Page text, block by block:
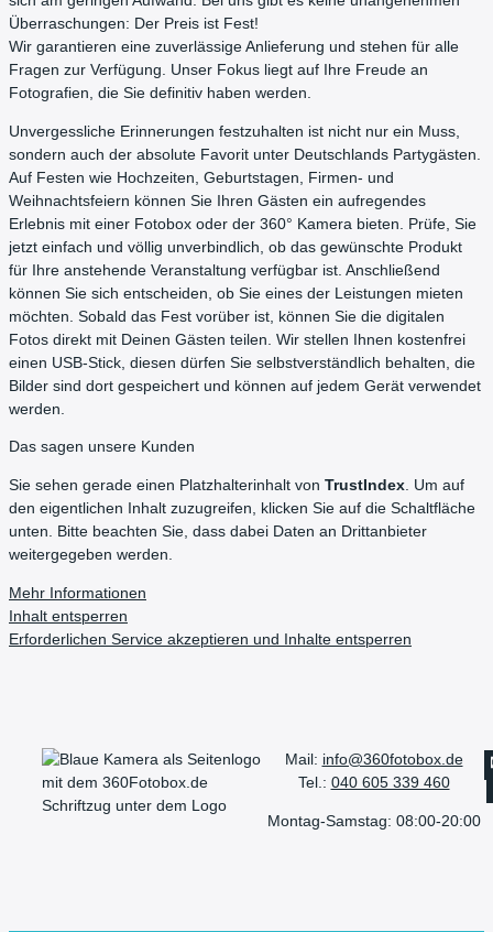
Überraschungen: Der Preis ist Fest!
Wir garantieren eine zuverlässige Anlieferung und stehen für alle
Fragen zur Verfügung. Unser Fokus liegt auf Ihre Freude an
Fotografien, die Sie definitiv haben werden.
Unvergessliche Erinnerungen festzuhalten ist nicht nur ein Muss,
sondern auch der absolute Favorit unter Deutschlands Partygästen.
Auf Festen wie Hochzeiten, Geburtstagen, Firmen- und
Weihnachtsfeiern können Sie Ihren Gästen ein aufregendes
Erlebnis mit einer Fotobox oder der 360° Kamera bieten. Prüfe, Sie
jetzt einfach und völlig unverbindlich, ob das gewünschte Produkt
für Ihre anstehende Veranstaltung verfügbar ist. Anschließend
können Sie sich entscheiden, ob Sie eines der Leistungen mieten
möchten. Sobald das Fest vorüber ist, können Sie die digitalen
Fotos direkt mit Deinen Gästen teilen. Wir stellen Ihnen kostenfrei
einen USB-Stick, diesen dürfen Sie selbstverständlich behalten, die
Bilder sind dort gespeichert und können auf jedem Gerät verwendet
werden.
Das sagen unsere Kunden
Sie sehen gerade einen Platzhalterinhalt von TrustIndex . Um auf
den eigentlichen Inhalt zuzugreifen, klicken Sie auf die Schaltfläche
unten. Bitte beachten Sie, dass dabei Daten an Drittanbieter
weitergegeben werden.
Mehr Informationen
Inhalt entsperren
Erforderlichen Service akzeptieren und Inhalte entsperren
Mail: info@360fotobox.de
Tel.: 040 605 339 460
Montag-Samstag: 08:00-20:00